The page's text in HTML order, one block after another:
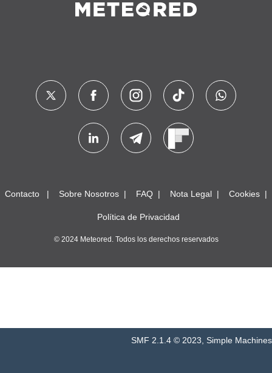
Contacto Sobre Nosotros FAQ Nota Legal Cookies
Política de Privacidad
© 2024 Meteored. Todos los derechos reservados
SMF 2.1.4 © 2023 Simple Machines